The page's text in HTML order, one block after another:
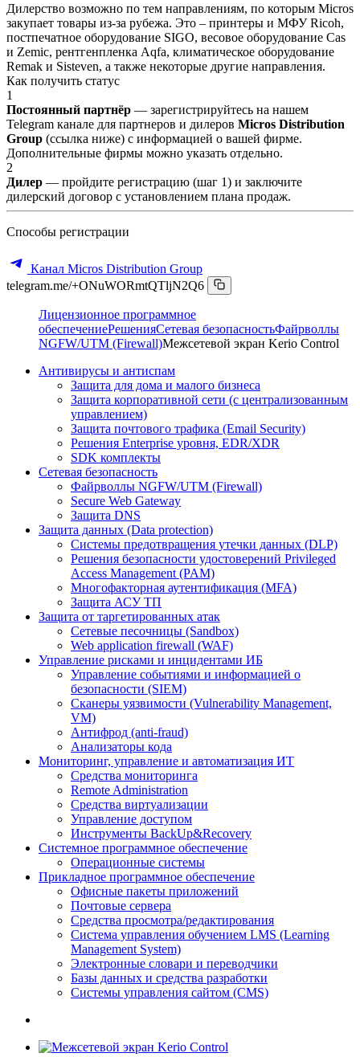
Дилерство возможно по тем направлениям, по которым Micros
закупает товары из-за рубежа. Это – принтеры и МФУ Ricoh,
постпечатное оборудование SIGO, весовое оборудование Cas
и Zemic, рентгенпленка Aqfa, климатическое оборудование
Remak и Sisteven, а также некоторые другие направления.
Как получить статус
1
Постоянный партнёр — зарегистрируйтесь на нашем
Telegram канале для партнеров и дилеров Micros Distribution
Group (ссылка ниже) с информацией о вашей фирме.
Дополнительные фирмы можно указать отдельно.
2
Дилер — пройдите регистрацию (шаг 1) и заключите
дилерский договор с установлением плана продаж.
Способы регистрации
Канал Micros Distribution Group
telegram.me/+ONuWORmtQTljN2Q6
Лицензионное программное
обеспечениеРешенияСетевая безопасностьФайрволлы
NGFW/UTM (Firewall)Межсетевой экран Kerio Control
Антивирусы и антиспам
Защита для дома и малого бизнеса
Защита корпоративной сети (с централизованным
управлением)
Защита почтового трафика (Email Security)
Решения Enterprise уровня, EDR/XDR
SDK комплекты
Сетевая безопасность
Файрволлы NGFW/UTM (Firewall)
Secure Web Gateway
Защита DNS
Защита данных (Data protection)
Системы предотвращения утечки данных (DLP)
Решения безопасности удостоверений Privileged
Access Management (PAM)
Многофакторная аутентификация (MFA)
Защита АСУ ТП
Защита от таргетированных атак
Сетевые песочницы (Sandbox)
Web application firewall (WAF)
Управление рисками и инцидентами ИБ
Управление событиями и информацией о
безопасности (SIEM)
Сканеры уязвимости (Vulnerability Management,
VM)
Антифрод (anti-fraud)
Анализаторы кода
Мониторинг, управление и автоматизация ИТ
Средства мониторинга
Remote Administration
Средства виртуализации
Управление доступом
Инструменты BackUp&Recovery
Системное программное обеспечение
Операционные системы
Прикладное программное обеспечение
Офисные пакеты приложений
Почтовые сервера
Средства просмотра/редактирования
Система управления обучением LMS (Learning
Management System)
Электронные словари и переводчики
Базы данных и средства разработки
Системы управления сайтом (CMS)